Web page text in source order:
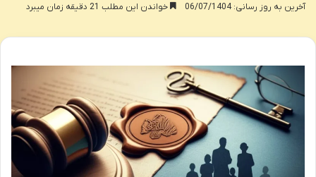
آخرین به روز رسانی: 06/07/1404 خواندن این مطلب 21 دقیقه زمان میبرد